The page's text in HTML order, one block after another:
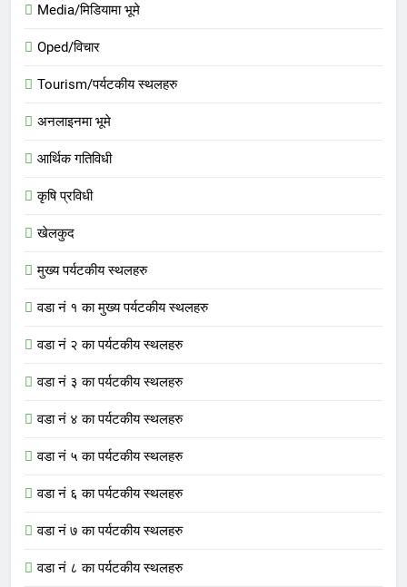
Media/मिडियामा भूमे
Oped/विचार
Tourism/पर्यटकीय स्थलहरु
अनलाइनमा भूमे
आर्थिक गतिविधी
कृषि प्रविधी
खेलकुद
मुख्य पर्यटकीय स्थलहरु
वडा नं १ का मुख्य पर्यटकीय स्थलहरु
वडा नं २ का पर्यटकीय स्थलहरु
वडा नं ३ का पर्यटकीय स्थलहरु
वडा नं ४ का पर्यटकीय स्थलहरु
वडा नं ५ का पर्यटकीय स्थलहरु
वडा नं ६ का पर्यटकीय स्थलहरु
वडा नं ७ का पर्यटकीय स्थलहरु
वडा नं ८ का पर्यटकीय स्थलहरु